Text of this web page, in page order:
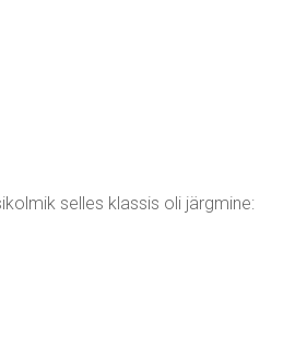
selles klassis oli järgmine: